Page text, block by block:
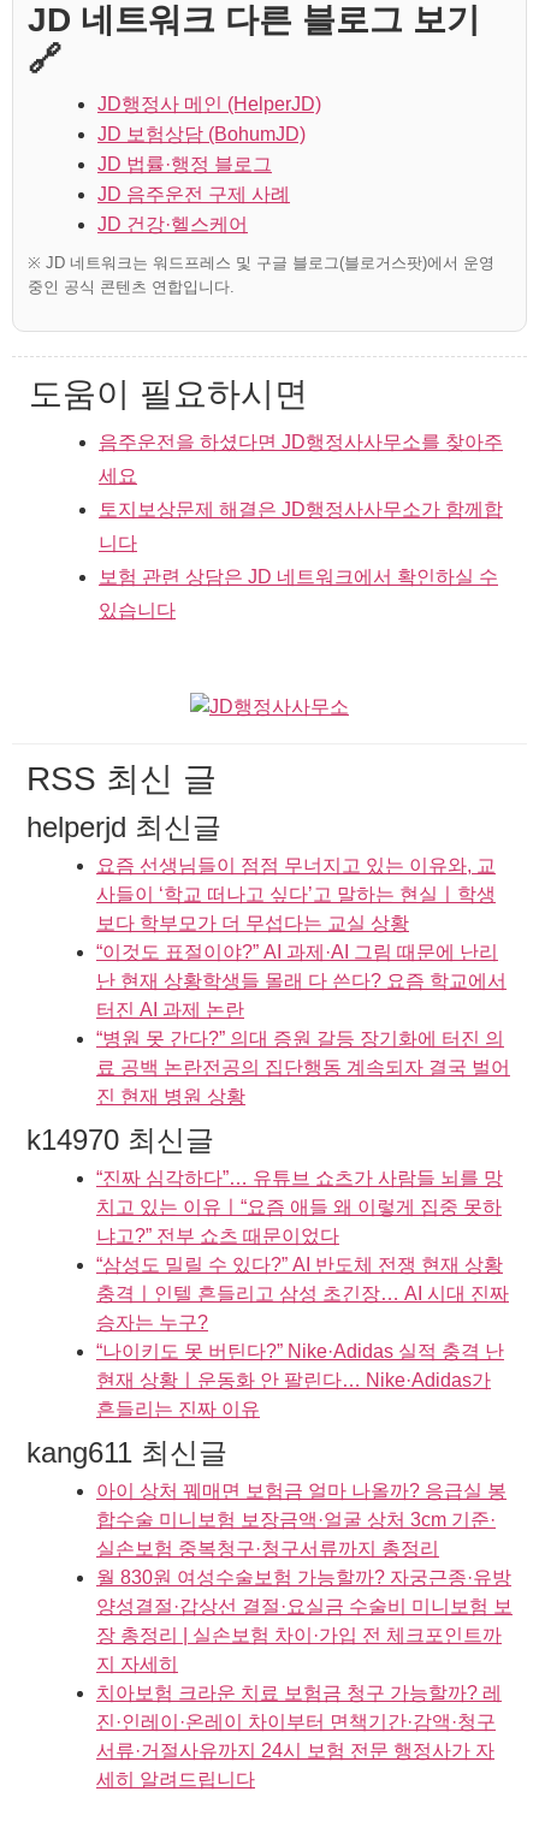
JD 네트워크 다른 블로그 보기
🔗
JD행정사 메인 (HelperJD)
JD 보험상담 (BohumJD)
JD 법률·행정 블로그
JD 음주운전 구제 사례
JD 건강·헬스케어
※ JD 네트워크는 워드프레스 및 구글 블로그(블로거스팟)에서 운영
중인 공식 콘텐츠 연합입니다.
도움이 필요하시면
음주운전을 하셨다면 JD행정사사무소를 찾아주
세요
토지보상문제 해결은 JD행정사사무소가 함께합
니다
보험 관련 상담은 JD 네트워크에서 확인하실 수
있습니다
RSS 최신 글
helperjd 최신글
요즘 선생님들이 점점 무너지고 있는 이유와, 교
사들이 ‘학교 떠나고 싶다’고 말하는 현실ㅣ학생
보다 학부모가 더 무섭다는 교실 상황
“이것도 표절이야?” AI 과제·AI 그림 때문에 난리
난 현재 상황학생들 몰래 다 쓴다? 요즘 학교에서
터진 AI 과제 논란
“병원 못 간다?” 의대 증원 갈등 장기화에 터진 의
료 공백 논란전공의 집단행동 계속되자 결국 벌어
진 현재 병원 상황
k14970 최신글
“진짜 심각하다”… 유튜브 쇼츠가 사람들 뇌를 망
치고 있는 이유ㅣ“요즘 애들 왜 이렇게 집중 못하
냐고?” 전부 쇼츠 때문이었다
“삼성도 밀릴 수 있다?” AI 반도체 전쟁 현재 상황
충격ㅣ인텔 흔들리고 삼성 초긴장… AI 시대 진짜
승자는 누구?
“나이키도 못 버틴다?” Nike·Adidas 실적 충격 난
현재 상황ㅣ운동화 안 팔린다… Nike·Adidas가
흔들리는 진짜 이유
kang611 최신글
아이 상처 꿰매면 보험금 얼마 나올까? 응급실 봉
합수술 미니보험 보장금액·얼굴 상처 3cm 기준·
실손보험 중복청구·청구서류까지 총정리
월 830원 여성수술보험 가능할까? 자궁근종·유방
양성결절·갑상선 결절·요실금 수술비 미니보험 보
장 총정리 | 실손보험 차이·가입 전 체크포인트까
지 자세히
치아보험 크라운 치료 보험금 청구 가능할까? 레
진·인레이·온레이 차이부터 면책기간·감액·청구
서류·거절사유까지 24시 보험 전문 행정사가 자
세히 알려드립니다